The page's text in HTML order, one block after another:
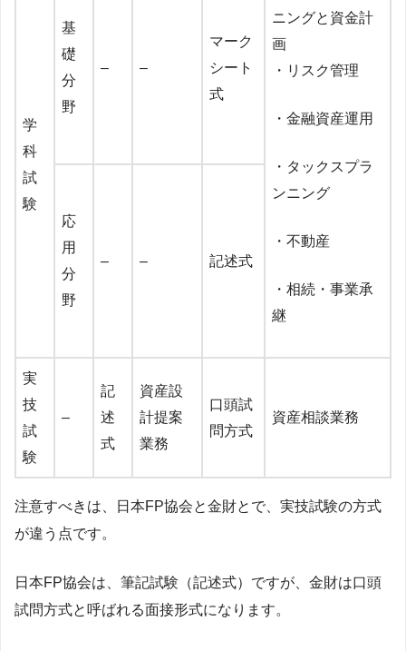
学
科
試
験
基
礎
分
野
– –
マーク
シート
式
ニングと資金計
画
・リスク管理
・金融資産運用
・タックスプラ
ンニング
・不動産
・相続・事業承
継
応
用
分
野
– – 記述式
実
技
試
験
–
記
述
式
資産設
計提案
業務
口頭試
問方式
資産相談業務
注意すべきは、日本FP協会と金財とで、実技試験の方式
が違う点です。
日本FP協会は、筆記試験（記述式）ですが、金財は口頭
試問方式と呼ばれる面接形式になります。